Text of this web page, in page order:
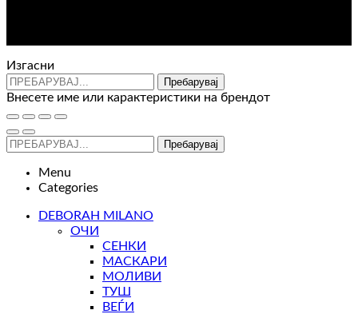
Изгасни
Пребарувај
Внесете име или карактеристики на брендот
Пребарувај
Menu
Categories
DEBORAH MILANO
ОЧИ
СЕНКИ
МАСКАРИ
МОЛИВИ
ТУШ
ВЕЃИ